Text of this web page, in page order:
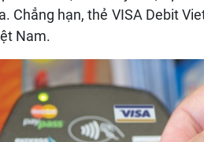
Chẳng hạn, thẻ VISA Debit
Nam.